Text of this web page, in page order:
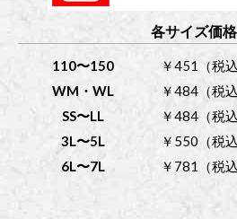
各サイズ価
110〜150
￥451（税
WM・WL
￥484（税
SS〜LL
￥484（税
3L〜5L
￥550（税
6L〜7L
￥781（税込